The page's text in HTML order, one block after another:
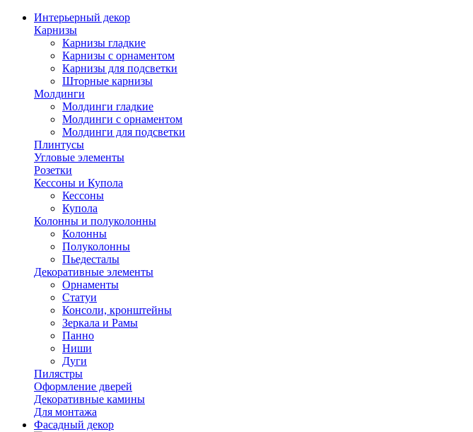
Интерьерный декор
Карнизы
Карнизы гладкие
Карнизы с орнаментом
Карнизы для подсветки
Шторные карнизы
Молдинги
Молдинги гладкие
Молдинги с орнаментом
Молдинги для подсветки
Плинтусы
Угловые элементы
Розетки
Кессоны и Купола
Кессоны
Купола
Колонны и полуколонны
Колонны
Полуколонны
Пьедесталы
Декоративные элементы
Орнаменты
Статуи
Консоли, кронштейны
Зеркала и Рамы
Панно
Ниши
Дуги
Пилястры
Оформление дверей
Декоративные камины
Для монтажа
Фасадный декор